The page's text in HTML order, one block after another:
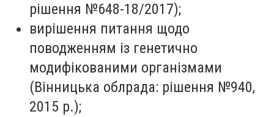
рішення №648-18/2017);
вирішення питання щодо
поводженням із генетично
модифікованими організмами
(Вінницька облрада: рішення №940,
2015 р.);